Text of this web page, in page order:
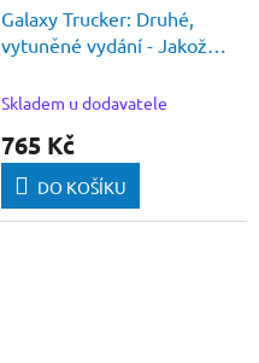
Galaxy Trucker: Druhé,
vytuněné vydání - Jakože
Skladem u dodavatele
765 Kč
DO KOŠÍKU